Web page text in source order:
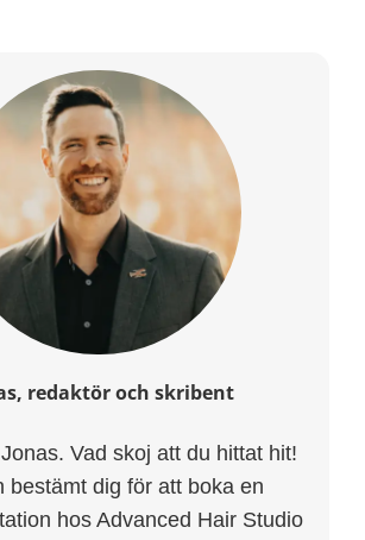
redaktör och skribent
Vad skoj att du hittat hit!
bestämt dig för att boka en
hos Advanced Hair Studio